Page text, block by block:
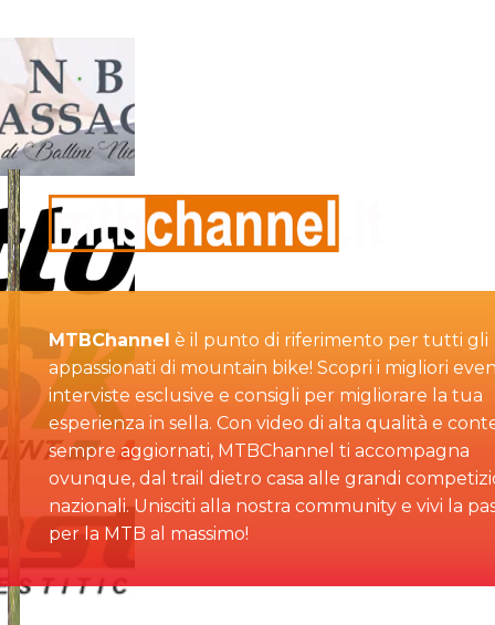
MTBChannel è il punto di riferimento per tutti gli
appassionati di mountain bike! Scopri i migliori
interviste esclusive e consigli per migliorare la tua
esperienza in sella. Con video di alta qualità e
sempre aggiornati, MTBChannel ti accompagna
ovunque, dal trail dietro casa alle grandi
nazionali. Unisciti alla nostra community e vivi la
per la MTB al massimo!